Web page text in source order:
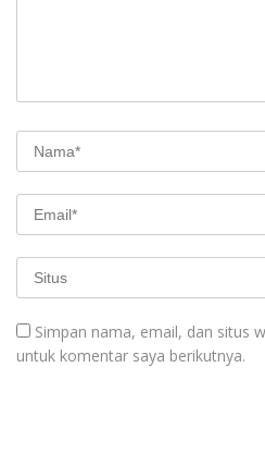
Simpan nama, email, dan situs
untuk komentar saya berikutnya.